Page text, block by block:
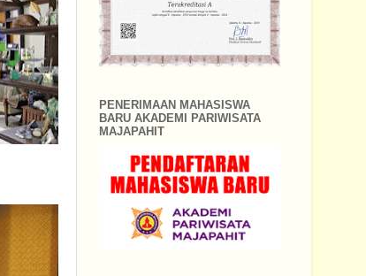
PENERIMAAN MAHASISWA
BARU AKADEMI PARIWISATA
MAJAPAHIT